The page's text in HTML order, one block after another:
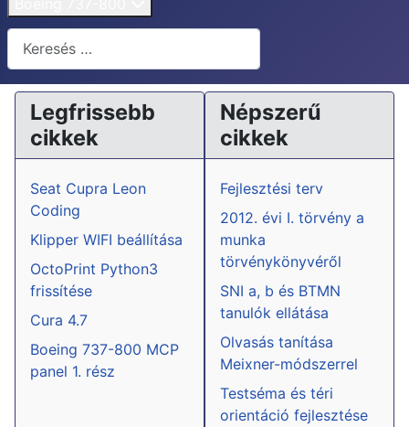
Keresés...
Legfrissebb
cikkek
Seat Cupra Leon
Coding
Klipper WIFI beállítása
OctoPrint Python3
frissítése
Cura 4.7
Boeing 737-800 MCP
panel 1. rész
Népszerű
cikkek
Fejlesztési terv
2012. évi I. törvény a
munka
törvénykönyvéről
SNI a, b és BTMN
tanulók ellátása
Olvasás tanítása
Meixner-módszerrel
Testséma és téri
orientáció fejlesztése